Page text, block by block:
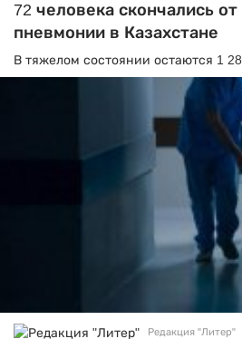
72 человека скончались
пневмонии в Казахстане
В тяжелом состоянии остаются 1
Редакция "Литер"